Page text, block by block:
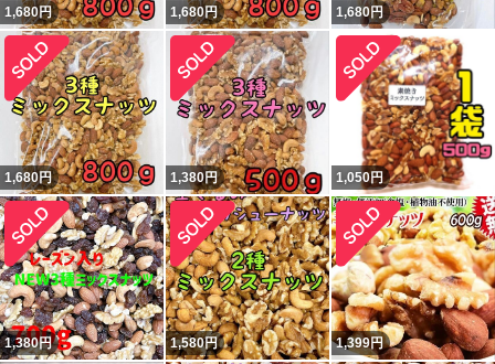
1,680円 1,680円 1,680円
1,680円 1,380円 1,050円
1,380円 1,580円 1,399円